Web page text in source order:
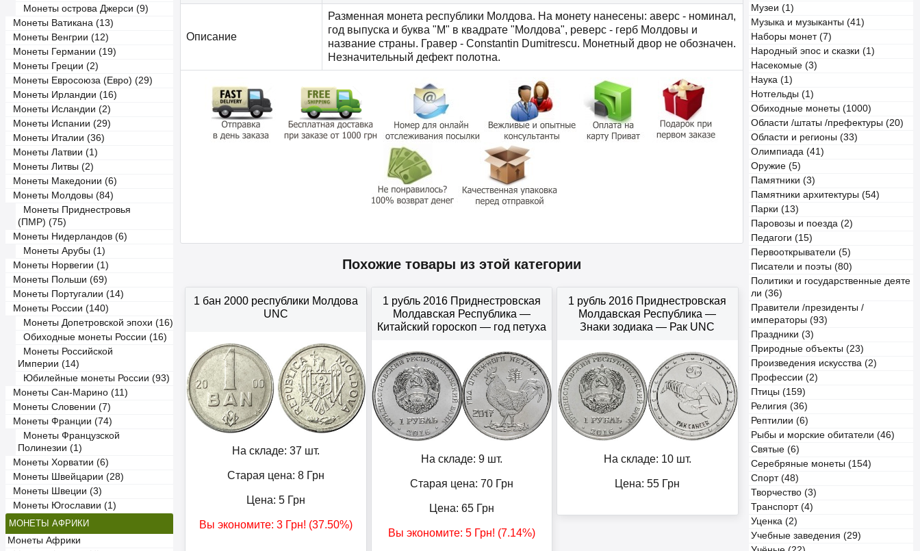
Монеты острова Джерси (9)
Монеты Ватикана (13)
Монеты Венгрии (12)
Монеты Германии (19)
Монеты Греции (2)
Монеты Евросоюза (Евро) (29)
Монеты Ирландии (16)
Монеты Исландии (2)
Монеты Испании (29)
Монеты Италии (36)
Монеты Латвии (1)
Монеты Литвы (2)
Монеты Македонии (6)
Монеты Молдовы (84)
Монеты Приднестровья
(ПМР) (75)
Монеты Нидерландов (6)
Монеты Арубы (1)
Монеты Норвегии (1)
Монеты Польши (69)
Монеты Португалии (14)
Монеты России (140)
Монеты Допетровской эпохи (16)
Обиходные монеты России (16)
Монеты Российской
Империи (14)
Юбилейные монеты России (93)
Монеты Сан-Марино (11)
Монеты Словении (7)
Монеты Франции (74)
Монеты Французской
Полинезии (1)
Монеты Хорватии (6)
Монеты Швейцарии (28)
Монеты Швеции (3)
Монеты Югославии (1)
МОНЕТЫ АФРИКИ
Монеты Африки
Музеи (1)
Музыка и музыканты (41)
Наборы монет (7)
Народный эпос и сказки (1)
Насекомые (3)
Наука (1)
Нотгельды (1)
Обиходные монеты (1000)
Области /штаты /префектуры (20)
Области и регионы (33)
Олимпиада (41)
Оружие (5)
Памятники (3)
Памятники архитектуры (54)
Парки (13)
Паровозы и поезда (2)
Педагоги (15)
Первооткрыватели (5)
Писатели и поэты (80)
Политики и государственные деяте
ли (36)
Правители /президенты /
императоры (93)
Праздники (3)
Природные объекты (23)
Произведения искусства (2)
Профессии (2)
Птицы (159)
Религия (36)
Рептилии (6)
Рыбы и морские обитатели (46)
Святые (6)
Серебряные монеты (154)
Спорт (48)
Творчество (3)
Транспорт (4)
Уценка (2)
Учебные заведения (29)
Описание
Разменная монета республики Молдова. На монету нанесены: аверс - номинал,
год выпуска и буква "M" в квадрате "Молдова", реверс - герб Молдовы и
название страны. Гравер - Constantin Dumitrescu. Монетный двор не обозначен.
Незначительный дефект полотна.
Похожие товары из этой категории
1 бан 2000 республики Молдова
UNC
На складе: 37 шт.
Старая цена: 8 Грн
Цена:5 Грн
Вы экономите:3 Грн! (37.50%)
1 рубль 2016 Приднестровская
Молдавская Республика —
Китайский гороскоп — год петуха
На складе: 9 шт.
Старая цена: 70Грн
Цена: 65Грн
Вы экономите: 5Грн! (7.14%)
1 рубль 2016 Приднестровская
Молдавская Республика —
Знаки зодиака — Рак UNC
На складе: 10 шт.
Цена:55 Грн